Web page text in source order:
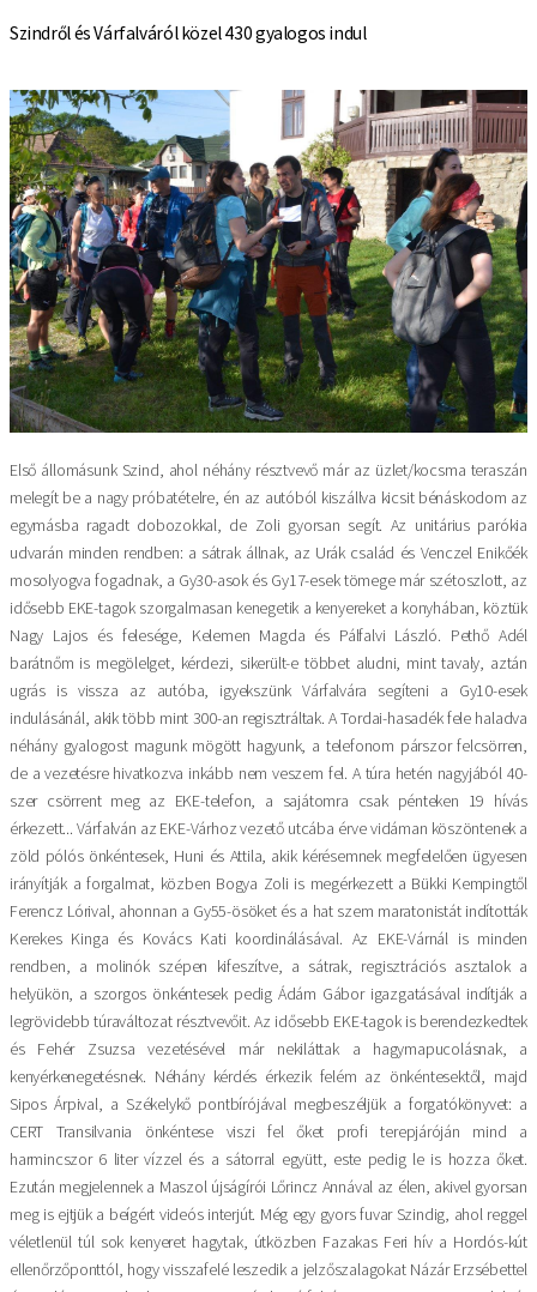
Szindről és Várfalváról közel 430 gyalogos indul
Első állomásunk Szind, ahol néhány résztvevő már az üzlet/kocsma teraszán
melegít be a nagy próbatételre, én az autóból kiszállva kicsit bénáskodom az
egymásba ragadt dobozokkal, de Zoli gyorsan segít. Az unitárius parókia
udvarán minden rendben: a sátrak állnak, az Urák család és Venczel Enikőék
mosolyogva fogadnak, a Gy30-asok és Gy17-esek tömege már szétoszlott, az
idősebb EKE-tagok szorgalmasan kenegetik a kenyereket a konyhában, köztük
Nagy Lajos és felesége, Kelemen Magda és Pálfalvi László. Pethő Adél
barátnőm is megölelget, kérdezi, sikerült-e többet aludni, mint tavaly, aztán
ugrás is vissza az autóba, igyekszünk Várfalvára segíteni a Gy10-esek
indulásánál, akik több mint 300-an regisztráltak. A Tordai-hasadék fele haladva
néhány gyalogost magunk mögött hagyunk, a telefonom párszor felcsörren,
de a vezetésre hivatkozva inkább nem veszem fel. A túra hetén nagyjából 40-
szer csörrent meg az EKE-telefon, a sajátomra csak pénteken 19 hívás
érkezett... Várfalván az EKE-Várhoz vezető utcába érve vidáman köszöntenek a
zöld pólós önkéntesek, Huni és Attila, akik kérésemnek megfelelően ügyesen
irányítják a forgalmat, közben Bogya Zoli is megérkezett a Bükki Kempingtől
Ferencz Lórival, ahonnan a Gy55-ösöket és a hat szem maratonistát indították
Kerekes Kinga és Kovács Kati koordinálásával. Az EKE-Várnál is minden
rendben, a molinók szépen kifeszítve, a sátrak, regisztrációs asztalok a
helyükön, a szorgos önkéntesek pedig Ádám Gábor igazgatásával indítják a
legrövidebb túraváltozat résztvevőit. Az idősebb EKE-tagok is berendezkedtek
és Fehér Zsuzsa vezetésével már nekiláttak a hagymapucolásnak, a
kenyérkenegetésnek. Néhány kérdés érkezik felém az önkéntesektől, majd
Sipos Árpival, a Székelykő pontbírójával megbeszéljük a forgatókönyvet: a
CERT Transilvania önkéntese viszi fel őket profi terepjáróján mind a
harmincszor 6 liter vízzel és a sátorral együtt, este pedig le is hozza őket.
Ezután megjelennek a Maszol újságírói Lőrincz Annával az élen, akivel gyorsan
meg is ejtjük a beígért videós interjút. Még egy gyors fuvar Szindig, ahol reggel
véletlenül túl sok kenyeret hagytak, útközben Fazakas Feri hív a Hordós-kút
ellenőrzőponttól, hogy visszafelé leszedik a jelzőszalagokat Názár Erzsébettel